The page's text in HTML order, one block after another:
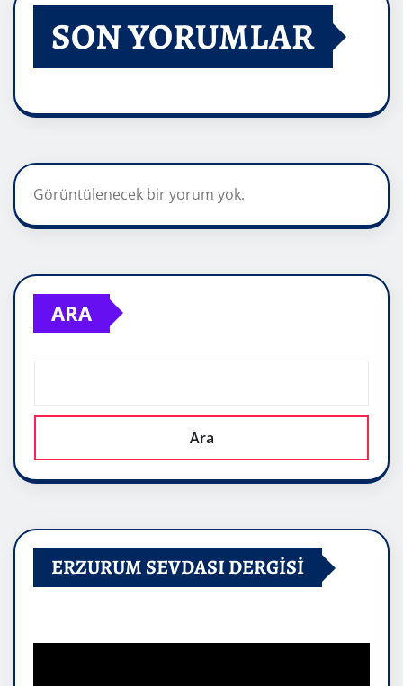
SON YORUMLAR
Görüntülenecek bir yorum yok.
ARA
Ara
ERZURUM SEVDASI DERGİSİ